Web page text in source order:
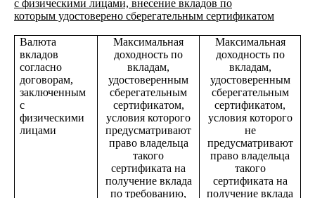
с физическими лицами, внесение вкладов по
которым удостоверено сберегательным сертификатом
Валюта
вкладов
согласно
договорам,
заключенным
с
физическими
лицами
Максимальная
доходность по
вкладам,
удостоверенным
сберегательным
сертификатом,
условия которого
предусматривают
право владельца
такого
сертификата на
получение вклада
по требованию,
Максимальная
доходность по
вкладам,
удостоверенным
сберегательным
сертификатом,
условия которого
не
предусматривают
право владельца
такого
сертификата на
получение вклада